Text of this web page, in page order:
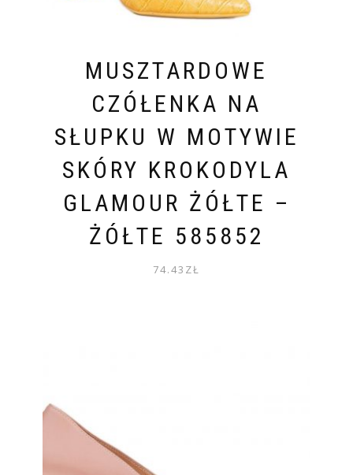
MUSZTARDOWE
CZÓŁENKA NA
SŁUPKU W MOTYWIE
SKÓRY KROKODYLA
GLAMOUR ŻÓŁTE –
ŻÓŁTE 585852
74.43 ZŁ